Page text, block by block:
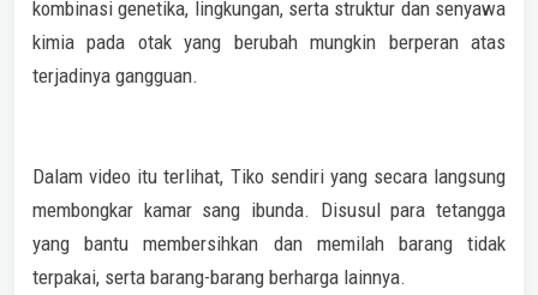
kombinasi genetika, lingkungan, serta struktur dan senyawa
kimia pada otak yang berubah mungkin berperan atas
terjadinya gangguan.
Dalam video itu terlihat, Tiko sendiri yang secara langsung
membongkar kamar sang ibunda. Disusul para tetangga
yang bantu membersihkan dan memilah barang tidak
terpakai, serta barang-barang berharga lainnya.